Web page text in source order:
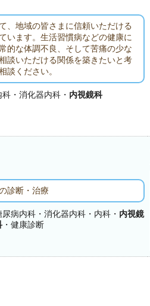
、地域の皆さまに信頼いただける
います。生活習慣病などの健康に
的な体調不良、そして苦痛の少な
談いただける関係を築きたいと考
談ください。
科・消化器内科・ 内視鏡科
診断・治療
尿病内科・消化器内科・内科・ 内視鏡
・健康診断